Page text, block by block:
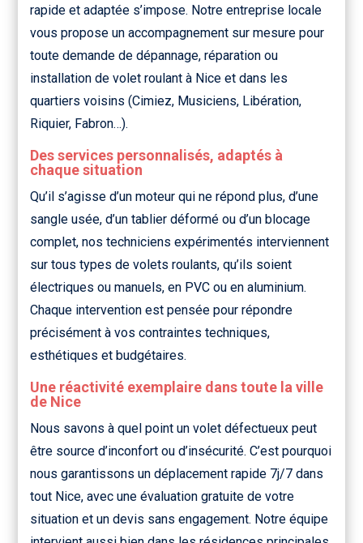
rapide et adaptée s’impose. Notre entreprise locale
vous propose un accompagnement sur mesure pour
toute demande de dépannage, réparation ou
installation de volet roulant à Nice et dans les
quartiers voisins (Cimiez, Musiciens, Libération,
Riquier, Fabron…).
Des services personnalisés, adaptés à
chaque situation
Qu’il s’agisse d’un moteur qui ne répond plus, d’une
sangle usée, d’un tablier déformé ou d’un blocage
complet, nos techniciens expérimentés interviennent
sur tous types de volets roulants, qu’ils soient
électriques ou manuels, en PVC ou en aluminium.
Chaque intervention est pensée pour répondre
précisément à vos contraintes techniques,
esthétiques et budgétaires.
Une réactivité exemplaire dans toute la ville
de Nice
Nous savons à quel point un volet défectueux peut
être source d’inconfort ou d’insécurité. C’est pourquoi
nous garantissons un déplacement rapide 7j/7 dans
tout Nice, avec une évaluation gratuite de votre
situation et un devis sans engagement. Notre équipe